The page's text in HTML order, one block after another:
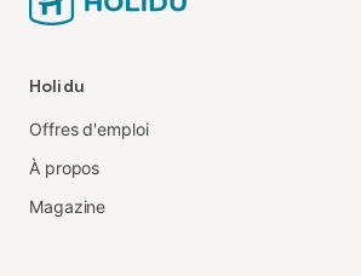
Holidu
Offres d'emploi
À propos
Magazine